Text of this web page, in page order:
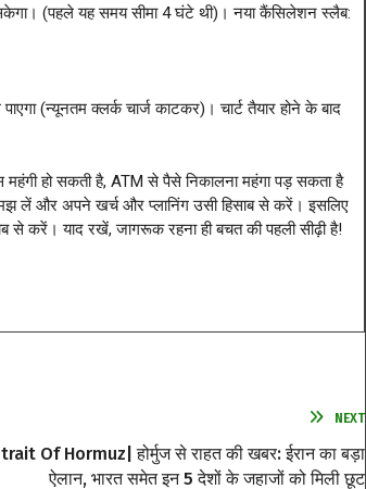
(पहले यह समय सीमा 4 घंटे थी)। नया कैंसिलेशन स्लैब:
(न्यूनतम क्लर्क चार्ज काटकर)। चार्ट तैयार होने के बाद
हो सकती है, ATM से पैसे निकालना महंगा पड़ सकता है
लें और अपने खर्च और प्लानिंग उसी हिसाब से करें। इसलिए
से करें। याद रखें, जागरूक रहना ही बचत की पहली सीढ़ी है!
NEXT
Of Hormuz| होर्मुज से राहत की खबर: ईरान का बड़ा
ऐलान, भारत समेत इन 5 देशों के जहाजों को मिली छूट